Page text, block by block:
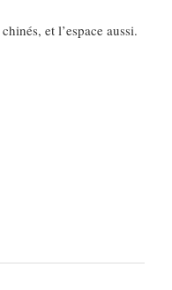
et l’espace aussi.